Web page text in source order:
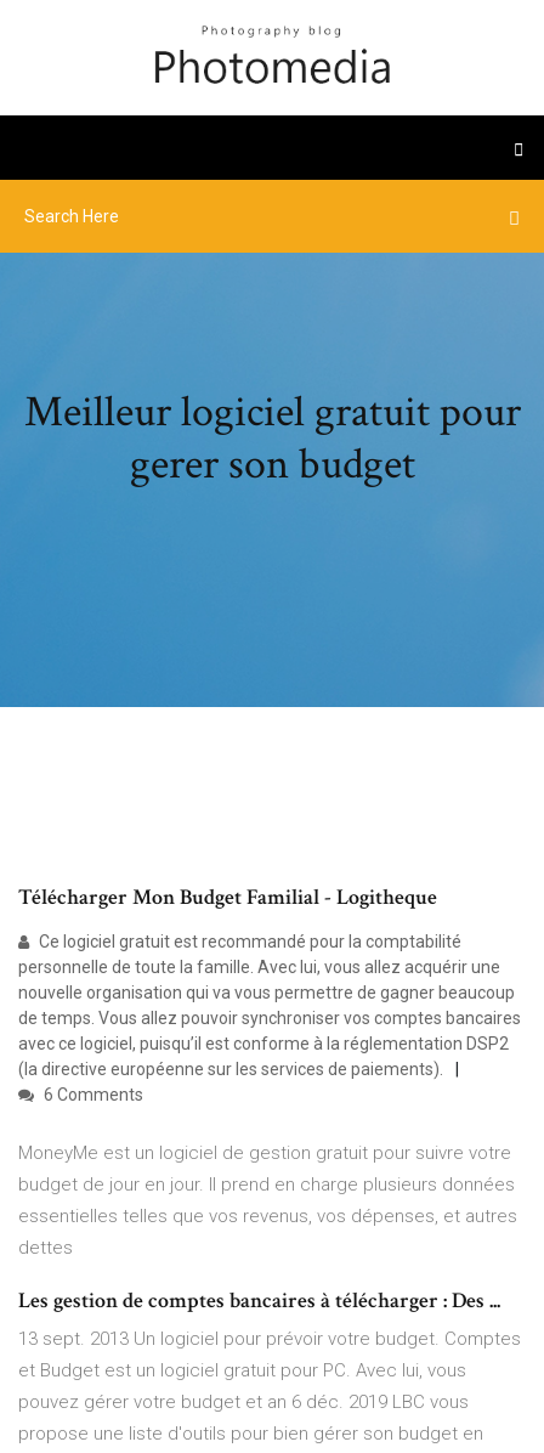
Meilleur logiciel gratuit pour
gerer son budget
Télécharger Mon Budget Familial - Logitheque
Ce logiciel gratuit est recommandé pour la comptabilité
personnelle de toute la famille. Avec lui, vous allez acquérir une
nouvelle organisation qui va vous permettre de gagner beaucoup
de temps. Vous allez pouvoir synchroniser vos comptes bancaires
avec ce logiciel, puisqu’il est conforme à la réglementation DSP2
(la directive européenne sur les services de paiements).
6 Comments
MoneyMe est un logiciel de gestion gratuit pour suivre votre
budget de jour en jour. Il prend en charge plusieurs données
essentielles telles que vos revenus, vos dépenses, et autres
dettes
Les gestion de comptes bancaires à télécharger : Des ...
13 sept. 2013 Un logiciel pour prévoir votre budget. Comptes
et Budget est un logiciel gratuit pour PC. Avec lui, vous
pouvez gérer votre budget et an 6 déc. 2019 LBC vous
propose une liste d'outils pour bien gérer son budget en